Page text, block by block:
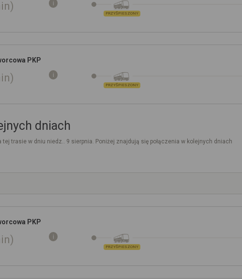
PRZYŚPIESZONY
PKP
PRZYŚPIESZONY
dniach
tej trasie w dniu niedz.. 9 sierpnia. Poniżej znajdują się połączenia w kolejnych dniach
PKP
PRZYŚPIESZONY